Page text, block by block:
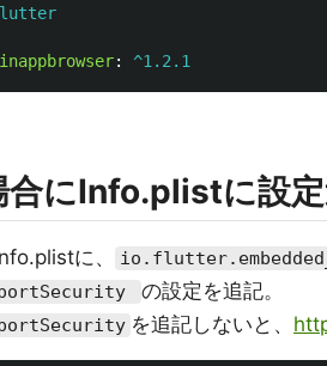
: ^1.2.1
合にInfo.plistに設
に、
の設定を追記。
を追記しないと、